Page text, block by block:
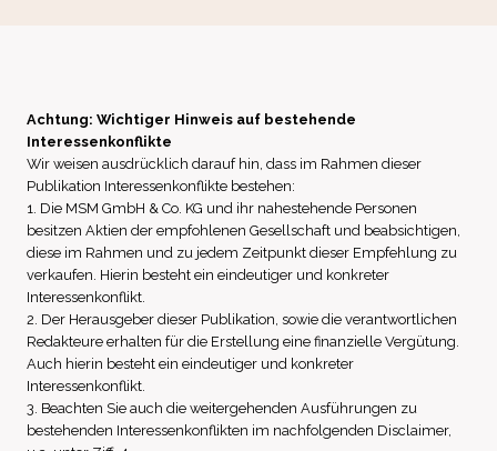
Achtung: Wichtiger Hinweis auf bestehende
Interessenkonflikte
Wir weisen ausdrücklich darauf hin, dass im Rahmen dieser
Publikation Interessenkonflikte bestehen:
1. Die MSM GmbH & Co. KG und ihr nahestehende Personen
besitzen Aktien der empfohlenen Gesellschaft und beabsichtigen,
diese im Rahmen und zu jedem Zeitpunkt dieser Empfehlung zu
verkaufen. Hierin besteht ein eindeutiger und konkreter
Interessenkonflikt.
2. Der Herausgeber dieser Publikation, sowie die verantwortlichen
Redakteure erhalten für die Erstellung eine finanzielle Vergütung.
Auch hierin besteht ein eindeutiger und konkreter
Interessenkonflikt.
3. Beachten Sie auch die weitergehenden Ausführungen zu
bestehenden Interessenkonflikten im nachfolgenden Disclaimer,